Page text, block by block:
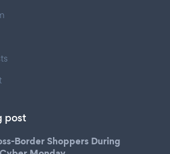
post
Border Shoppers During